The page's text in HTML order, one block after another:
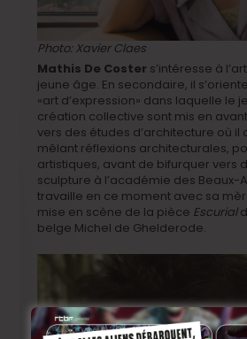
Photo: Xavier Claes
Mathis De Coster s’intéresse à
jeune âge. En secondaire, il
«art d’expression» dans laquelle le
création collective sont mis en
vers des études d’architecture où il
mêlant réflexions architecturales,
artistiques, avant de bifurquer vers
sculpture à l’académie des Beaux-
travaille en ce moment avec sa
mise en scène de la pièce Escurial
belge Michel de Ghelderode.